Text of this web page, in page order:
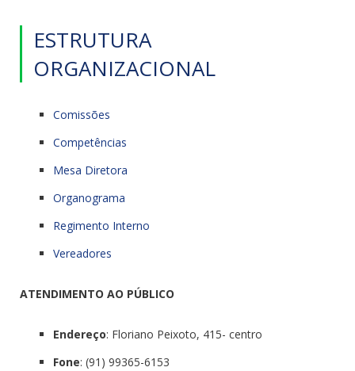
ESTRUTURA
ORGANIZACIONAL
Comissões
Competências
Mesa Diretora
Organograma
Regimento Interno
Vereadores
ATENDIMENTO AO PÚBLICO
Endereço: Floriano Peixoto, 415- centro
Fone: (91) 99365-6153